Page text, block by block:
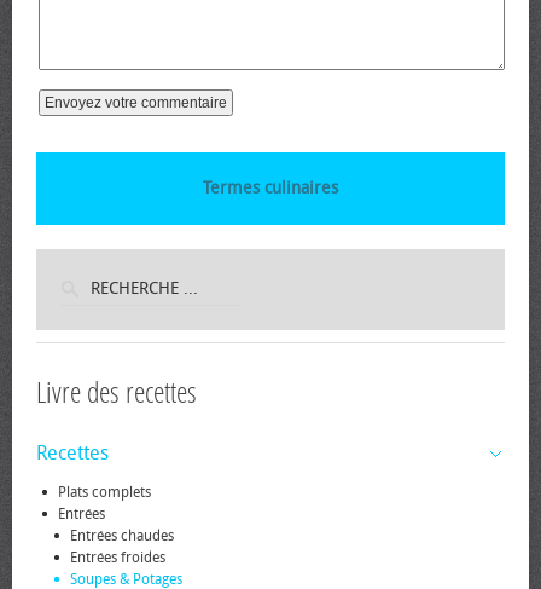
Termes culinaires
Livre des recettes
Recettes
Plats complets
Entrées
Entrées chaudes
Entrées froides
Soupes & Potages